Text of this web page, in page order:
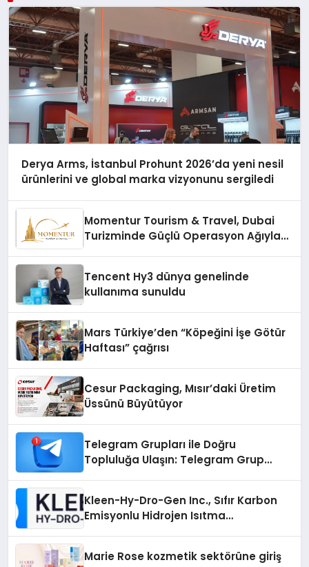
Derya Arms, İstanbul Prohunt 2026’da yeni nesil
ürünlerini ve global marka vizyonunu sergiledi
Momentur Tourism & Travel, Dubai
Turizminde Güçlü Operasyon Ağıyla
Tencent Hy3 dünya genelinde
kullanıma sunuldu
Mars Türkiye’den “Köpeğini İşe Götür
Haftası” çağrısı
Cesur Packaging, Mısır’daki Üretim
Üssünü Büyütüyor
Telegram Grupları ile Doğru
Topluluğa Ulaşın: Telegram Grup
Kleen-Hy-Dro-Gen Inc., Sıfır Karbon
Emisyonlu Hidrojen Isıtma
Marie Rose kozmetik sektörüne giriş